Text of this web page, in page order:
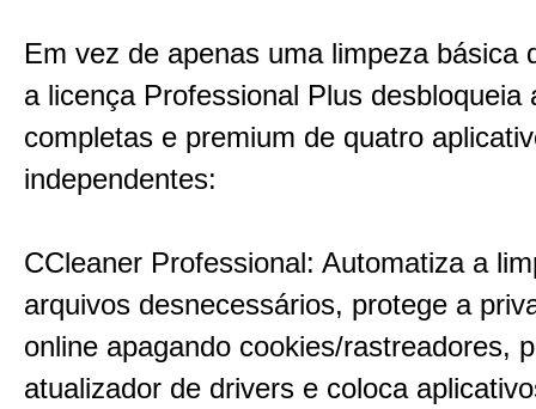
Em vez de apenas uma limpeza básica
a licença Professional Plus desbloqueia
completas e premium de quatro
independentes:
CCleaner Professional: Automatiza a
arquivos desnecessários, protege a
online apagando cookies/rastreadores,
atualizador de drivers e coloca